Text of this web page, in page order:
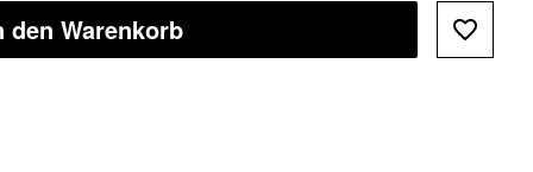
den Warenkorb